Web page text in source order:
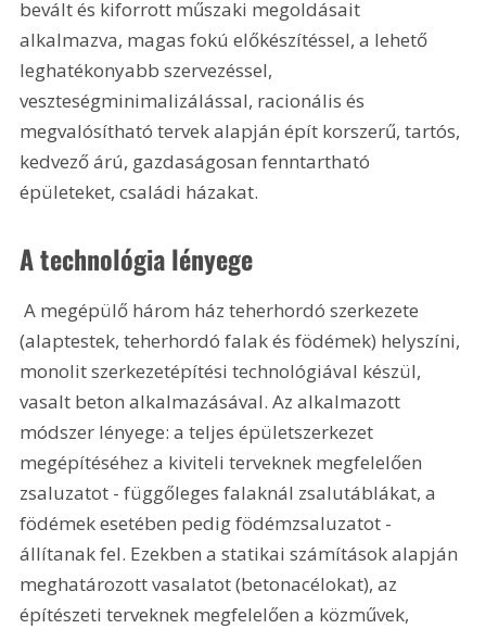
bevált és kiforrott műszaki megoldásait
alkalmazva, magas fokú előkészítéssel, a lehető
leghatékonyabb szervezéssel,
veszteségminimalizálással, racionális és
megvalósítható tervek alapján épít korszerű, tartós,
kedvező árú, gazdaságosan fenntartható
épületeket, családi házakat.
A technológia lényege
A megépülő három ház teherhordó szerkezete
(alaptestek, teherhordó falak és födémek) helyszíni,
monolit szerkezetépítési technológiával készül,
vasalt beton alkalmazásával. Az alkalmazott
módszer lényege: a teljes épületszerkezet
megépítéséhez a kiviteli terveknek megfelelően
zsaluzatot - függőleges falaknál zsalutáblákat, a
födémek esetében pedig födémzsaluzatot -
állítanak fel. Ezekben a statikai számítások alapján
meghatározott vasalatot (betonacélokat), az
építészeti terveknek megfelelően a közművek,